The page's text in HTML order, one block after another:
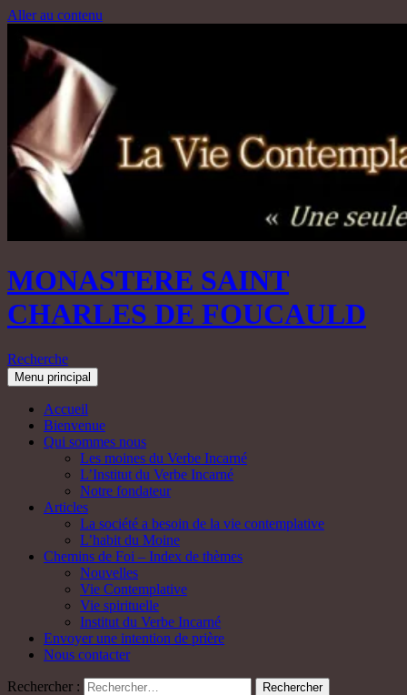
Aller au contenu
MONASTERE SAINT
CHARLES DE FOUCAULD
Recherche
Menu principal
Accueil
Bienvenue
Qui sommes nous
Les moines du Verbe Incarné
L’Institut du Verbe Incarné
Notre fondateur
Articles
La société a besoin de la vie contemplative
L’habit du Moine
Chemins de Foi – Index de thèmes
Nouvelles
Vie Contemplative
Vie spirituelle
Institut du Verbe Incarné
Envoyer une intention de prière
Nous contacter
Rechercher :